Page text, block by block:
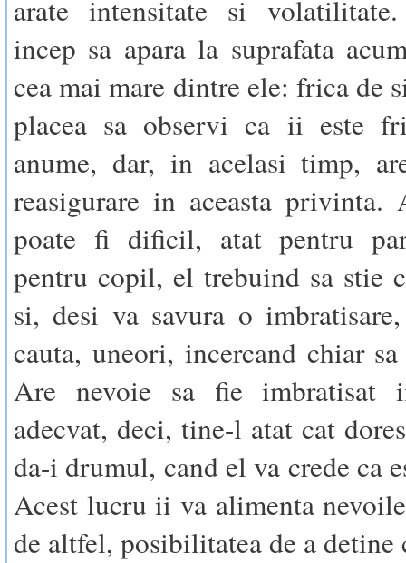
arate intensitate si
incep sa apara la suprafata
cea mai mare dintre ele: frica de
placea sa observi ca ii este
anume, dar, in acelasi timp,
reasigurare in aceasta privinta.
poate fi dificil, atat pentru
pentru copil, el trebuind sa stie
si, desi va savura o
cauta, uneori, incercand chiar
Are nevoie sa fie imbratisat
adecvat, deci, tine-l atat cat
da-i drumul, cand el va crede ca
Acest lucru ii va alimenta
de altfel, posibilitatea de a